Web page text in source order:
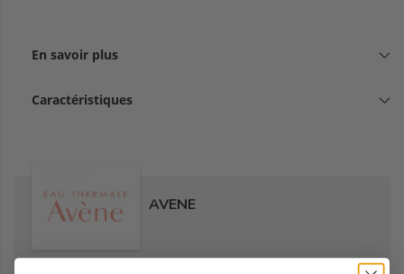
En savoir plus
Caractéristiques
AVENE